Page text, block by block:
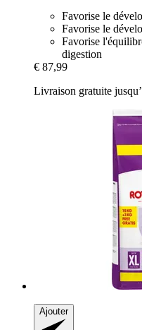
Favorise le
Favorise le
Favorise
digestion
€ 87,99
Livraison gratuite
Ajouter